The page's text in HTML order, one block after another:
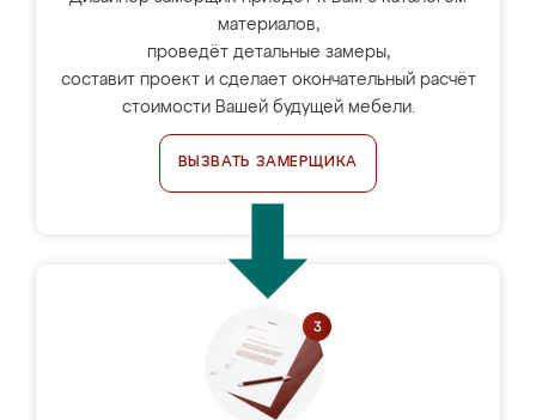
материалов,
проведёт детальные замеры,
составит проект и сделает окончательный расчёт
стоимости Вашей будущей мебели.
ВЫЗВАТЬ ЗАМЕРЩИКА